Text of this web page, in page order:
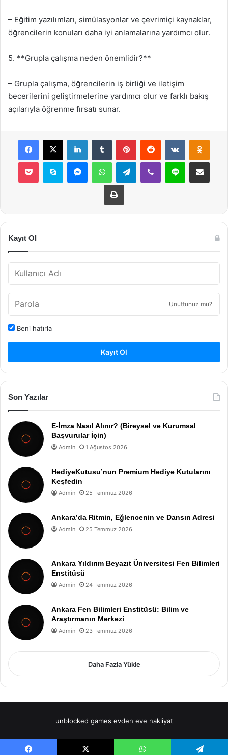
– Eğitim yazılımları, simülasyonlar ve çevrimiçi kaynaklar,
öğrencilerin konuları daha iyi anlamalarına yardımcı olur.
5. **Grupla çalışma neden önemlidir?**
– Grupla çalışma, öğrencilerin iş birliği ve iletişim
becerilerini geliştirmelerine yardımcı olur ve farklı bakış
açılarıyla öğrenme fırsatı sunar.
Facebook
X LinkedInTumblr PinterestReddit VKontakte
Pocket Skype MessengerWhatsAppTelegramViber Line E-Posta ile
Yazdır
Kayıt Ol
Unuttunuz mu?
Beni hatırla
Kayıt Ol
Son Yazılar
E-İmza Nasıl Alınır? (Bireysel ve Kurumsal
Başvurular İçin)
Admin 1 Ağustos 2026
HediyeKutusu’nun Premium Hediye Kutularını
Keşfedin
Admin 25 Temmuz 2026
Ankara’da Ritmin, Eğlencenin ve Dansın Adresi
Admin 25 Temmuz 2026
Ankara Yıldırım Beyazıt Üniversitesi Fen Bilimleri
Enstitüsü
Admin 24 Temmuz 2026
Ankara Fen Bilimleri Enstitüsü: Bilim ve
Araştırmanın Merkezi
Admin 23 Temmuz 2026
Daha Fazla Yükle
unblocked games evden eve nakliyat